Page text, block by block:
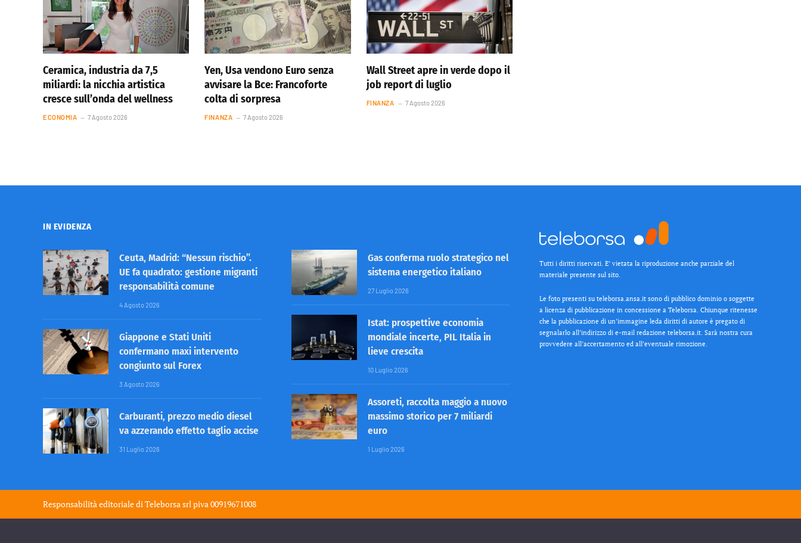
Ceramica, industria da 7,5
miliardi: la nicchia artistica
cresce sull’onda del wellness
ECONOMIA 7 Agosto 2026
Yen, Usa vendono Euro senza
avvisare la Bce: Francoforte
colta di sorpresa
FINANZA 7 Agosto 2026
Wall Street apre in verde dopo il
job report di luglio
FINANZA 7 Agosto 2026
IN EVIDENZA
Ceuta, Madrid: “Nessun rischio”.
UE fa quadrato: gestione migranti
responsabilità comune
4 Agosto 2026
Giappone e Stati Uniti
confermano maxi intervento
congiunto sul Forex
3 Agosto 2026
Carburanti, prezzo medio diesel
va azzerando effetto taglio accise
31 Luglio 2026
Gas conferma ruolo strategico nel
sistema energetico italiano
27 Luglio 2026
Istat: prospettive economia
mondiale incerte, PIL Italia in
lieve crescita
10 Luglio 2026
Assoreti, raccolta maggio a nuovo
massimo storico per 7 miliardi
euro
1 Luglio 2026
Tutti i diritti riservati. E’ vietata la riproduzione anche parziale del
materiale presente sul sito.
Le foto presenti su teleborsa.ansa.it sono di pubblico dominio o soggette
a licenza di pubblicazione in concessione a Teleborsa. Chiunque ritenesse
che la pubblicazione di un’immagine leda diritti di autore è pregato di
segnalarlo all’indirizzo di e-mail redazione teleborsa.it. Sarà nostra cura
provvedere all’accertamento ed all’eventuale rimozione.
Responsabilità editoriale di Teleborsa srl piva 00919671008